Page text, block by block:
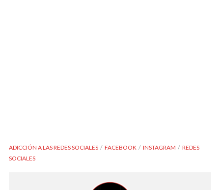
ADICCIÓN A LAS REDES SOCIALES FACEBOOK INSTAGRAM
REDES
SOCIALES